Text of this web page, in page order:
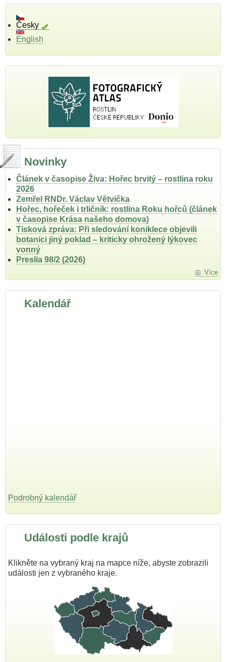
Česky
English
Novinky
Článek v časopise Živa: Hořec brvitý – rostlina roku
2026
Zemřel RNDr. Václav Větvička
Hořec, hořeček i trličník: rostlina Roku hořců (článek
v časopise Krása našeho domova)
Tisková zpráva: Při sledování koniklece objevili
botanici jiný poklad – kriticky ohrožený lýkovec
vonný
Preslia 98/2 (2026)
Více
Kalendář
Podrobný kalendář
Události podle krajů
Klikněte na vybraný kraj na mapce níže, abyste zobrazili
události jen z vybraného kraje.